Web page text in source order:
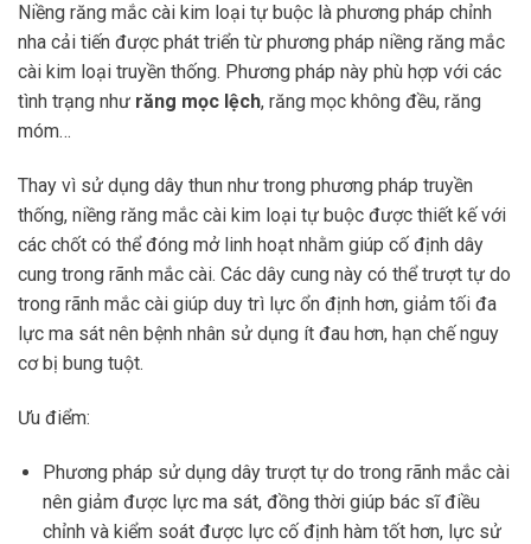
Niềng răng mắc cài kim loại tự buộc là phương pháp chỉnh
nha cải tiến được phát triển từ phương pháp niềng răng mắc
cài kim loại truyền thống. Phương pháp này phù hợp với các
tình trạng như răng mọc lệch, răng mọc không đều, răng
móm…
Thay vì sử dụng dây thun như trong phương pháp truyền
thống, niềng răng mắc cài kim loại tự buộc được thiết kế với
các chốt có thể đóng mở linh hoạt nhằm giúp cố định dây
cung trong rãnh mắc cài. Các dây cung này có thể trượt tự do
trong rãnh mắc cài giúp duy trì lực ổn định hơn, giảm tối đa
lực ma sát nên bệnh nhân sử dụng ít đau hơn, hạn chế nguy
cơ bị bung tuột.
Ưu điểm:
Phương pháp sử dụng dây trượt tự do trong rãnh mắc cài
nên giảm được lực ma sát, đồng thời giúp bác sĩ điều
chỉnh và kiểm soát được lực cố định hàm tốt hơn, lực sử